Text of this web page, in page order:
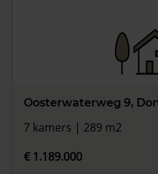
Oosterwaterweg 9,
7 kamers | 289 m2
€ 1.189.000